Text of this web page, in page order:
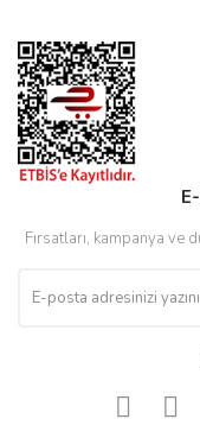
Fırsatları, kampanya ve